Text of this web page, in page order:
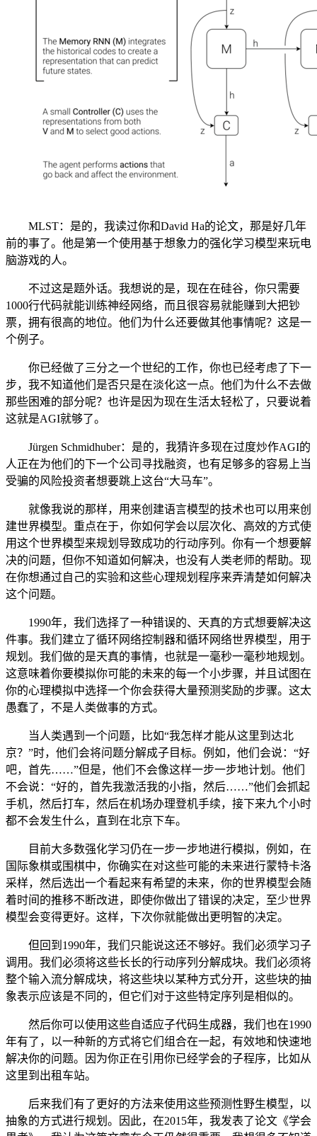
MLST：是的，我读过你和David Ha的论文，那是好几年
前的事了。他是第一个使用基于想象力的强化学习模型来玩电
脑游戏的人。
不过这是题外话。我想说的是，现在在硅谷，你只需要
1000行代码就能训练神经网络，而且很容易就能赚到大把钞
票，拥有很高的地位。他们为什么还要做其他事情呢？这是一
个例子。
你已经做了三分之一个世纪的工作，你也已经考虑了下一
步，我不知道他们是否只是在淡化这一点。他们为什么不去做
那些困难的部分呢？也许是因为现在生活太轻松了，只要说着
这就是AGI就够了。
Jürgen Schmidhuber：是的，我猜许多现在过度炒作AGI的
人正在为他们的下一个公司寻找融资，也有足够多的容易上当
受骗的风险投资者想要跳上这台“大马车”。
就像我说的那样，用来创建语言模型的技术也可以用来创
建世界模型。重点在于，你如何学会以层次化、高效的方式使
用这个世界模型来规划导致成功的行动序列。你有一个想要解
决的问题，但你不知道如何解决，也没有人类老师的帮助。现
在你想通过自己的实验和这些心理规划程序来弄清楚如何解决
这个问题。
1990年，我们选择了一种错误的、天真的方式想要解决这
件事。我们建立了循环网络控制器和循环网络世界模型，用于
规划。我们做的是天真的事情，也就是一毫秒一毫秒地规划。
这意味着你要模拟你可能的未来的每一个小步骤，并且试图在
你的心理模拟中选择一个你会获得大量预测奖励的步骤。这太
愚蠢了，不是人类做事的方式。
当人类遇到一个问题，比如“我怎样才能从这里到达北
京？”时，他们会将问题分解成子目标。例如，他们会说：“好
吧，首先……”但是，他们不会像这样一步一步地计划。他们
不会说：“好的，首先我激活我的小指，然后……”他们会抓起
手机，然后打车，然后在机场办理登机手续，接下来九个小时
都不会发生什么，直到在北京下车。
目前大多数强化学习仍在一步一步地进行模拟，例如，在
国际象棋或围棋中，你确实在对这些可能的未来进行蒙特卡洛
采样，然后选出一个看起来有希望的未来，你的世界模型会随
着时间的推移不断改进，即使你做出了错误的决定，至少世界
模型会变得更好。这样，下次你就能做出更明智的决定。
但回到1990年，我们只能说这还不够好。我们必须学习子
调用。我们必须将这些长长的行动序列分解成块。我们必须将
整个输入流分解成块，将这些块以某种方式分开，这些块的抽
象表示应该是不同的，但它们对于这些特定序列是相似的。
然后你可以使用这些自适应子代码生成器，我们也在1990
年有了，以一种新的方式将它们组合在一起，有效地和快速地
解决你的问题。因为你正在引用你已经学会的子程序，比如从
这里到出租车站。
后来我们有了更好的方法来使用这些预测性野生模型，以
抽象的方式进行规划。因此，在2015年，我发表了论文《学会